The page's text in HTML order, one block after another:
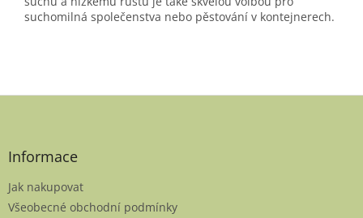
suchomilná společenstva nebo pěstování v kontejnerech.
Z
Informace
Jak nakupovat
Všeobecné obchodní podmínky